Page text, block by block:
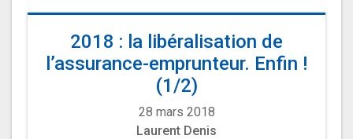
2018 : la libéralisation de
l’assurance-emprunteur. Enfin !
(1/2)
28 mars 2018
Laurent Denis